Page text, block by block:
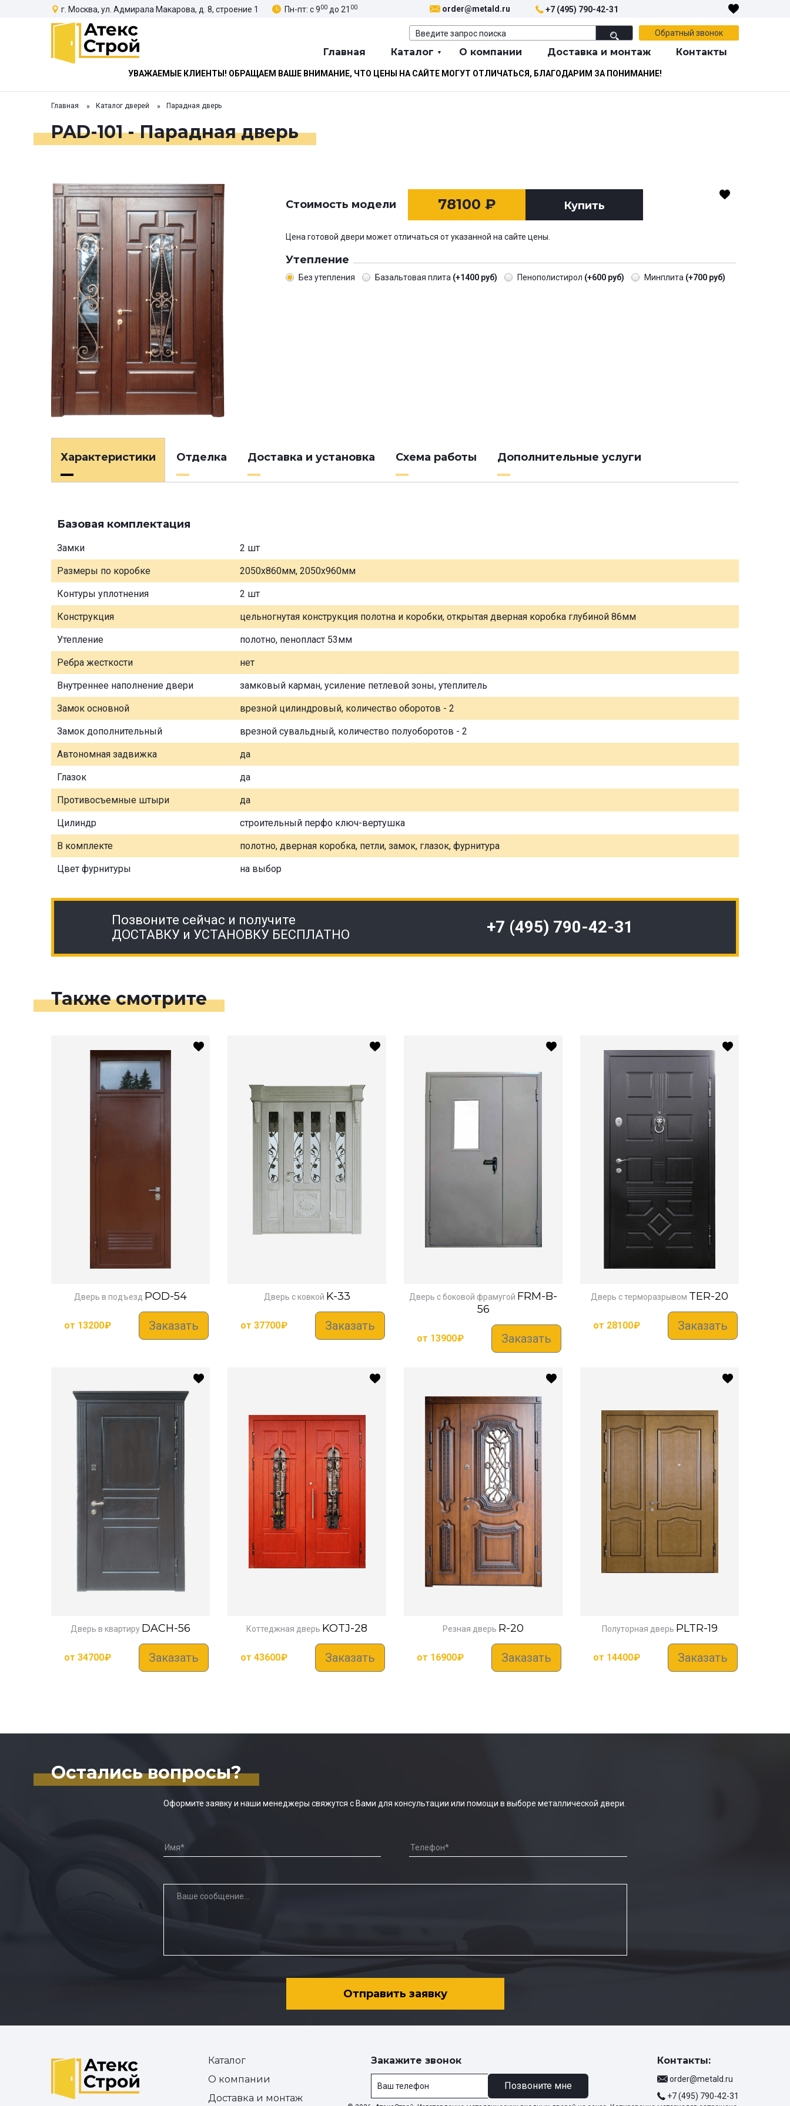
г. Москва, ул. Адмирала Макарова, д. 8, строение 1 Пн-пт: с 900 до 21 00 order@metald.ru +7 (495) 790-42-31
Обратный звонок
Главная Каталог О компании Доставка и монтаж Контакты
УВАЖАЕМЫЕ КЛИЕНТЫ! ОБРАЩАЕМ ВАШЕ ВНИМАНИЕ, ЧТО ЦЕНЫ НА САЙТЕ МОГУТ ОТЛИЧАТЬСЯ, БЛАГОДАРИМ ЗА ПОНИМАНИЕ!
Главная Каталог дверей Парадная дверь
PAD-101 - Парадная дверь
Стоимость модели 78100 ₽ Купить
Цена готовой двери может отличаться от указанной на сайте цены.
Утепление
Без утепления Базальтовая плита (+1400 руб) Пенополистирол (+600 руб) Минплита (+700 руб)
Характеристики Отделка Доставка и установка Схема работы Дополнительные услуги
Базовая комплектация
Замки 2 шт
Размеры по коробке 2050х860мм, 2050х960мм
Контуры уплотнения 2 шт
Конструкция цельногнутая конструкция полотна и коробки, открытая дверная коробка глубиной 86мм
Утепление полотно, пенопласт 53мм
Ребра жесткости нет
Внутреннее наполнение двери замковый карман, усиление петлевой зоны, утеплитель
Замок основной врезной цилиндровый, количество оборотов - 2
Замок дополнительный врезной сувальдный, количество полуоборотов - 2
Автономная задвижка да
Глазок да
Противосъемные штыри да
Цилиндр строительный перфо ключ-вертушка
В комплекте полотно, дверная коробка, петли, замок, глазок, фурнитура
Цвет фурнитуры на выбор
Позвоните сейчас и получите
ДОСТАВКУ и УСТАНОВКУ БЕСПЛАТНО
+7 (495) 790-42-31
Также смотрите
Дверь в подъезд POD-54
от 13200₽ Заказать
Дверь с ковкой K-33
от 37700₽ Заказать
Дверь с боковой фрамугой FRM-B-
56
от 13900₽ Заказать
Дверь с терморазрывом TER-20
от 28100₽ Заказать
Дверь в квартиру DACH-56
от 34700₽ Заказать
Коттеджная дверь KOTJ-28
от 43600₽ Заказать
Резная дверь R-20
от 16900₽ Заказать
Полуторная дверь PLTR-19
от 14400₽ Заказать
Остались вопросы?
Оформите заявку и наши менеджеры свяжутся с Вами для консультации или помощи в выборе металлической двери.
Отправить заявку
Каталог
О компании
Доставка и монтаж
Закажите звонок
Позвоните мне
Контакты:
order@metald.ru
+7 (495) 790-42-31